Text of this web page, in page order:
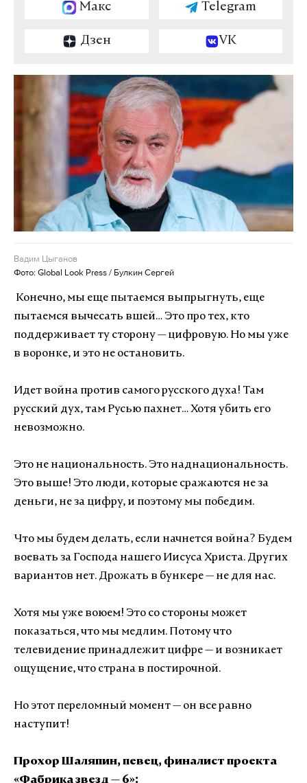
Макс Telegram
Дзен VK
Вадим Цыганов
Фото: Global Look Press / Булкин Сергей
Конечно, мы еще пытаемся выпрыгнуть, еще
пытаемся вычесать вшей… Это про тех, кто
поддерживает ту сторону — цифровую. Но мы уже
в воронке, и это не остановить.
Идет война против самого русского духа! Там
русский дух, там Русью пахнет… Хотя убить его
невозможно.
Это не национальность. Это наднациональность.
Это выше! Это люди, которые сражаются не за
деньги, не за цифру, и поэтому мы победим.
Что мы будем делать, если начнется война? Будем
воевать за Господа нашего Иисуса Христа. Других
вариантов нет. Дрожать в бункере — не для нас.
Хотя мы уже воюем! Это со стороны может
показаться, что мы медлим. Потому что
телевидение принадлежит цифре — и возникает
ощущение, что страна в постирочной.
Но этот переломный момент — он все равно
наступит!
Прохор Шаляпин, певец, финалист проекта
«Фабрика звезд — 6»: